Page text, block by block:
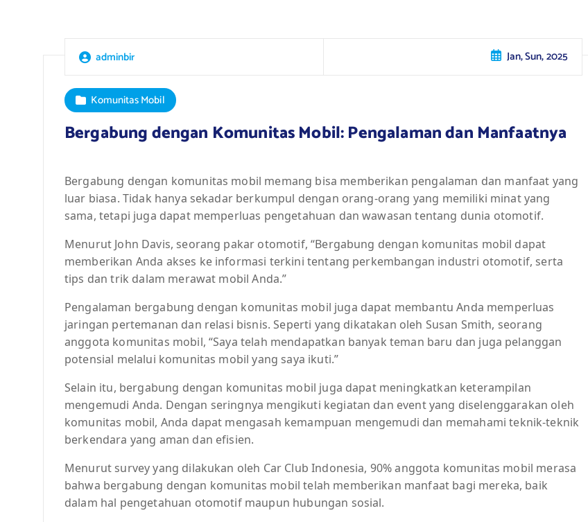
adminbir Jan, Sun, 2025
Komunitas Mobil
Bergabung dengan Komunitas Mobil: Pengalaman dan Manfaatnya
Bergabung dengan komunitas mobil memang bisa memberikan pengalaman dan manfaat yang
luar biasa. Tidak hanya sekadar berkumpul dengan orang-orang yang memiliki minat yang
sama, tetapi juga dapat memperluas pengetahuan dan wawasan tentang dunia otomotif.
Menurut John Davis, seorang pakar otomotif, “Bergabung dengan komunitas mobil dapat
memberikan Anda akses ke informasi terkini tentang perkembangan industri otomotif, serta
tips dan trik dalam merawat mobil Anda.”
Pengalaman bergabung dengan komunitas mobil juga dapat membantu Anda memperluas
jaringan pertemanan dan relasi bisnis. Seperti yang dikatakan oleh Susan Smith, seorang
anggota komunitas mobil, “Saya telah mendapatkan banyak teman baru dan juga pelanggan
potensial melalui komunitas mobil yang saya ikuti.”
Selain itu, bergabung dengan komunitas mobil juga dapat meningkatkan keterampilan
mengemudi Anda. Dengan seringnya mengikuti kegiatan dan event yang diselenggarakan oleh
komunitas mobil, Anda dapat mengasah kemampuan mengemudi dan memahami teknik-teknik
berkendara yang aman dan efisien.
Menurut survey yang dilakukan oleh Car Club Indonesia, 90% anggota komunitas mobil merasa
bahwa bergabung dengan komunitas mobil telah memberikan manfaat bagi mereka, baik
dalam hal pengetahuan otomotif maupun hubungan sosial.